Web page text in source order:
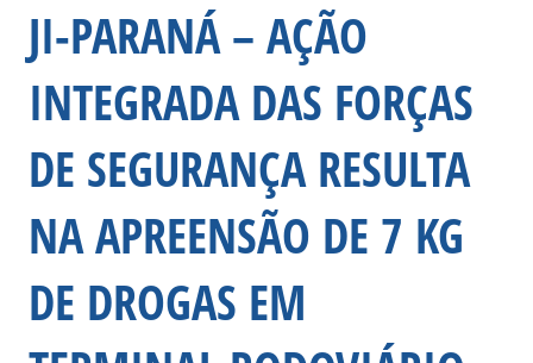
JI-PARANÁ – AÇÃO
INTEGRADA DAS FORÇAS
DE SEGURANÇA RESULTA
NA APREENSÃO DE 7 KG
DE DROGAS EM